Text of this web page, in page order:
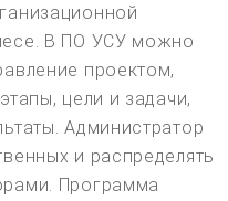
В ПО УСУ можно
проектом,
цели и задачи,
Администратор
и распределять
Программа